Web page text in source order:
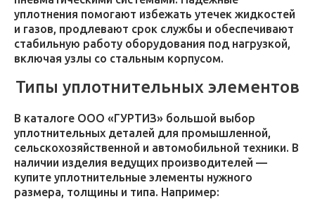
уплотнения помогают избежать утечек жидкостей
и газов, продлевают срок службы и обеспечивают
стабильную работу оборудования под нагрузкой,
включая узлы со стальным корпусом.
Типы уплотнительных элементов
В каталоге ООО «ГУРТИЗ» большой выбор
уплотнительных деталей для промышленной,
сельскохозяйственной и автомобильной техники. В
наличии изделия ведущих производителей —
купите уплотнительные элементы нужного
размера, толщины и типа. Например: